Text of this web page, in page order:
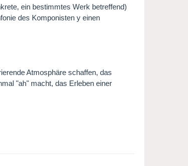
ein bestimmtes Werk betreffend)
des Komponisten y einen
Atmosphäre schaffen, das
"ah" macht, das Erleben einer